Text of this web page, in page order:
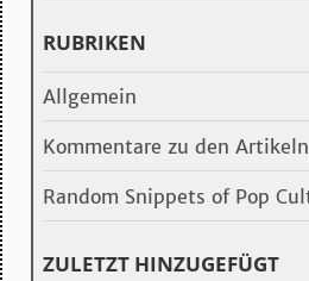
RUBRIKEN
Allgemein
Kommentare zu den Artikeln
Random Snippets of Pop
ZULETZT HINZUGEFÜGT